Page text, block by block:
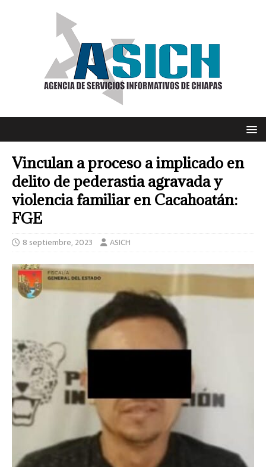
Vinculan a proceso a implicado en
delito de pederastia agravada y
violencia familiar en Cacahoatán:
FGE
8 septiembre, 2023 ASICH